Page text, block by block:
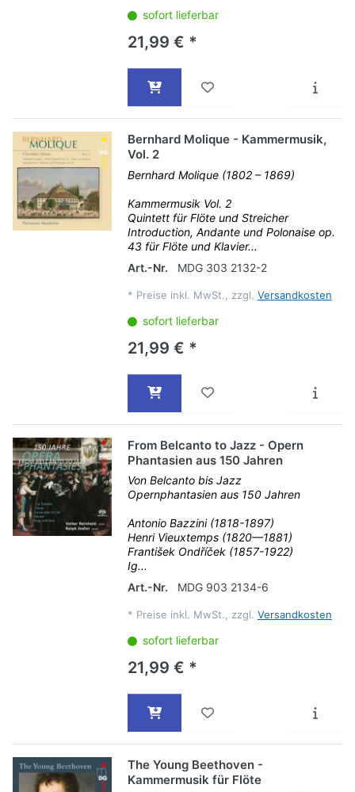
sofort lieferbar
21,99 € *
Bernhard Molique - Kammermusik,
Vol. 2
Bernhard Molique (1802 – 1869)
Kammermusik Vol. 2
Quintett für Flöte und Streicher
Introduction, Andante und Polonaise op.
43 für Flöte und Klavier...
Art.-Nr.
MDG 303 2132-2
* Preise inkl. MwSt., zzgl. Versandkosten
sofort lieferbar
21,99 € *
From Belcanto to Jazz - Opern
Phantasien aus 150 Jahren
Von Belcanto bis Jazz
Opernphantasien aus 150 Jahren
Antonio Bazzini (1818-1897)
Henri Vieuxtemps (1820—1881)
František Ondříček (1857-1922)
Ig...
Art.-Nr.
MDG 903 2134-6
* Preise inkl. MwSt., zzgl. Versandkosten
sofort lieferbar
21,99 € *
The Young Beethoven -
Kammermusik für Flöte